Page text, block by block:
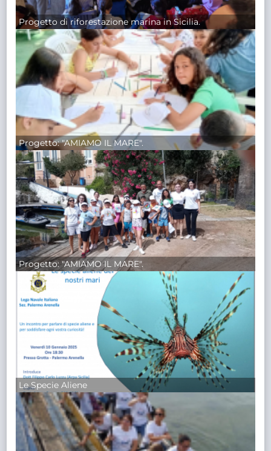
Progetto di riforestazione marina in Sicilia.
Progetto: "AMIAMO IL MARE".
Progetto: "AMIAMO IL MARE".
Le Specie Aliene